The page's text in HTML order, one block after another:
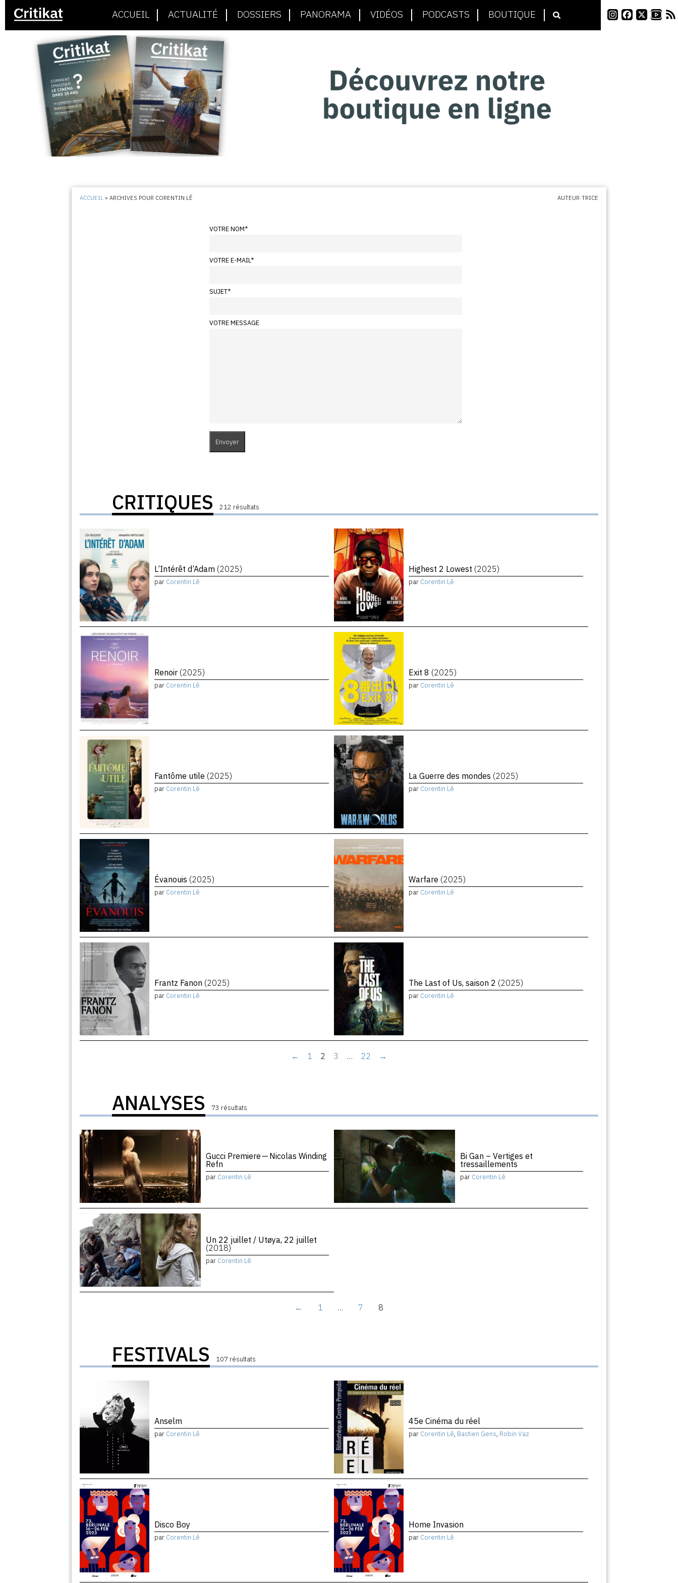
ACCUEIL ACTUALITÉ DOSSIERS PANORAMA VIDÉOS PODCASTS BOUTIQUE
ACCUEIL »ARCHIVES POUR CORENTIN LÊ AUTEUR·TRICE
VOTRE NOM*
VOTRE E-MAIL*
SUJET*
VOTRE MESSAGE
CRITIQUES 212 résultats
L’Intérêt d’Adam (2025)
par Corentin Lê
Highest 2 Lowest (2025)
par Corentin Lê
Renoir (2025)
par Corentin Lê
Exit 8 (2025)
par Corentin Lê
Fantôme utile (2025)
par Corentin Lê
La Guerre des mondes (2025)
par Corentin Lê
Évanouis (2025)
par Corentin Lê
Warfare (2025)
par Corentin Lê
Frantz Fanon (2025)
par Corentin Lê
The Last of Us, saison 2 (2025)
par Corentin Lê
← 1 2 3 … 22 →
ANALYSES 73 résultats
Gucci Premiere — Nicolas Winding
Refn
par Corentin Lê
Bi Gan – Vertiges et
tressaillements
par Corentin Lê
Un 22 juillet / Utøya, 22 juillet
(2018)
par Corentin Lê
← 1 … 7 8
FESTIVALS 107 résultats
Anselm
par Corentin Lê
45e Cinéma du réel
par Corentin Lê, Bastien Gens, Robin Vaz
Disco Boy
par Corentin Lê
Home Invasion
par Corentin Lê